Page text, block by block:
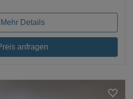
Mehr Details
anfragen